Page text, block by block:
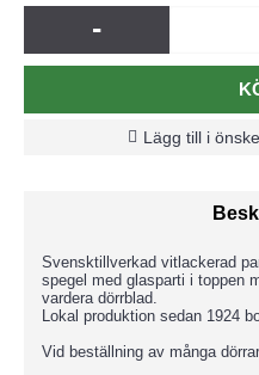
-
Lägg till i
Svensktillverkad vitlackerad
spegel med glasparti i toppen
vardera dörrblad.
Lokal produktion sedan 1924
Vid beställning av många